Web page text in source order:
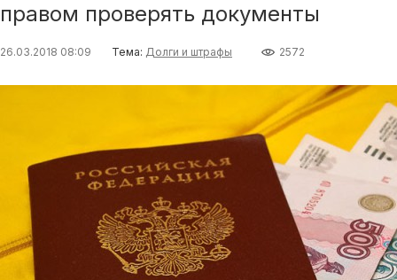
правом проверять документы
26.03.2018 08:09 Тема: Долги и штрафы 2572